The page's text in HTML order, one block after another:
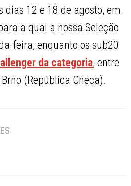
dias 12 e 18 de agosto, em
a qual a nossa Seleção
feira, enquanto os sub20
da categoria, entre
(República Checa).